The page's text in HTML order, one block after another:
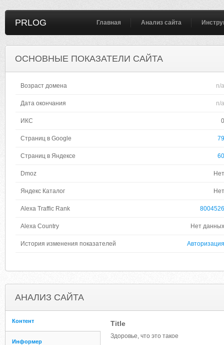
PRLOG Главная Анализ сайта
ОСНОВНЫЕ ПОКАЗАТЕЛИ САЙТА
Возраст домена n/a
Дата окончания n/a
ИКС 0
Страниц в Google 79
Страниц в Яндексе 60
Dmoz Нет
Яндекс Каталог Нет
Alexa Traffic Rank 8004526
Alexa Country Нет данных
История изменения показателей Авторизация
АНАЛИЗ САЙТА
Контент
Информер
Title
Здоровье, что это такое